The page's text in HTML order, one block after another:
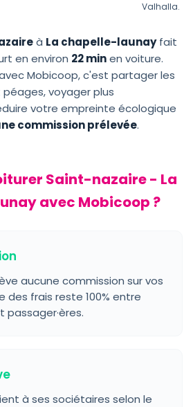
Valhalla.
à La chapelle-launayfait
en environ 22 minen voiture.
Mobicoop, c'est partager les
voyager plus
votre empreinte écologique
commission prélevée.
Saint-nazaire - La
avec Mobicoop ?
aucune commission sur vos
des frais reste 100% entre
passager·ères.
à ses sociétaires selon le